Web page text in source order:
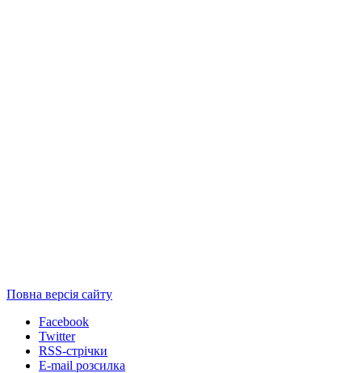
Повна версія сайту
Facebook
Twitter
RSS-стрічки
E-mail розсилка